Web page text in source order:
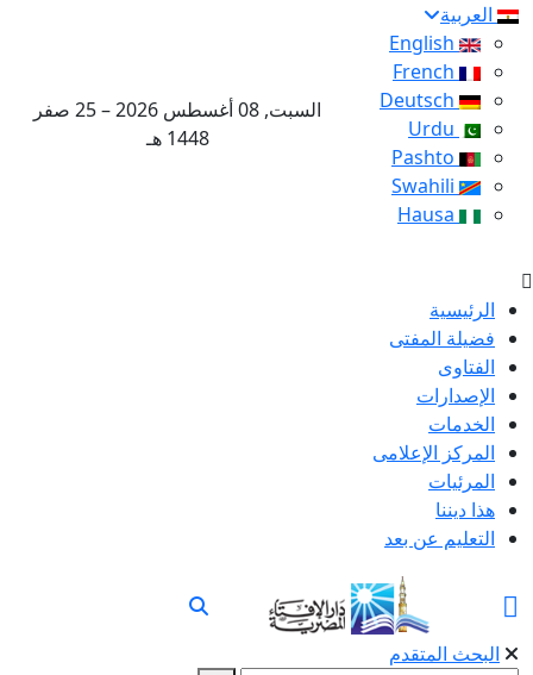
العربية
السبت, 08 أغسطس 2026 – 25 صفر
1448 هـ
الرئيسية
فضيلة المفتى
الفتاوى
الإصدارات
الخدمات
المركز الإعلامى
المرئيات
هذا ديننا
التعليم عن بعد
البحث المتقدم